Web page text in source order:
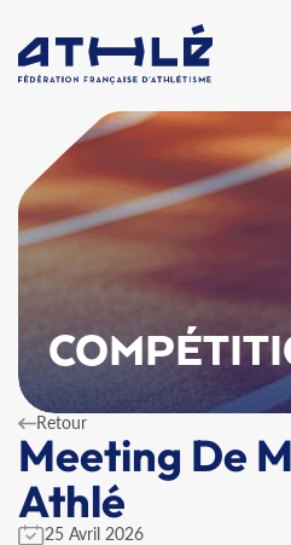
Retour
Meeting De
Athlé
25 Avril 2026